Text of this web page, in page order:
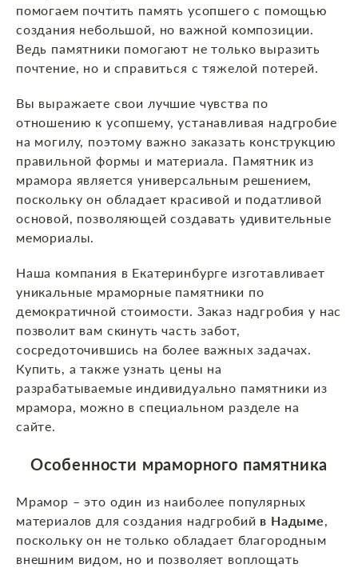
помогаем почтить память усопшего с помощью
создания небольшой, но важной композиции.
Ведь памятники помогают не только выразить
почтение, но и справиться с тяжелой потерей.
Вы выражаете свои лучшие чувства по
отношению к усопшему, устанавливая надгробие
на могилу, поэтому важно заказать конструкцию
правильной формы и материала. Памятник из
мрамора является универсальным решением,
поскольку он обладает красивой и податливой
основой, позволяющей создавать удивительные
мемориалы.
Наша компания в Екатеринбурге изготавливает
уникальные мраморные памятники по
демократичной стоимости. Заказ надгробия у нас
позволит вам скинуть часть забот,
сосредоточившись на более важных задачах.
Купить, а также узнать цены на
разрабатываемые индивидуально памятники из
мрамора, можно в специальном разделе на
сайте.
Особенности мраморного памятника
Мрамор – это один из наиболее популярных
материалов для создания надгробий в Надыме,
поскольку он не только обладает благородным
внешним видом, но и позволяет воплощать